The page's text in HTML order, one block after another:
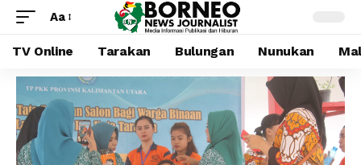
Aa
TV Online Tarakan Bulungan Nunukan